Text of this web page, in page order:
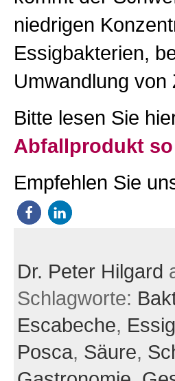
niedrigen
Essigbakterien,
Umwandlung von
Bitte lesen Sie
Abfallprodukt
Empfehlen Sie
Dr. Peter Hilgard
Schlagworte:
Escabeche, Essig
Posca, Säure,